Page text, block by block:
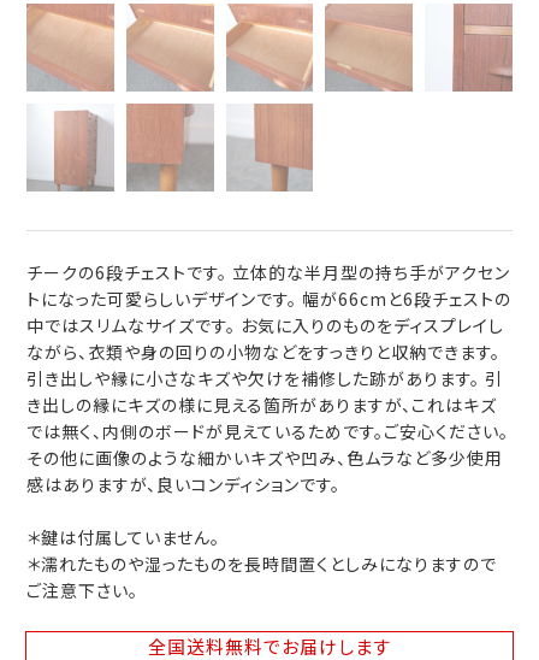
チークの6段チェストです。 立体的な半月型の持ち手がアクセン
トになった可愛らしいデザインです。 幅が66cmと6段チェストの
中ではスリムなサイズです。 お気に入りのものをディスプレイし
ながら、衣類や身の回りの小物などをすっきりと収納できます。
引き出しや縁に小さなキズや欠けを補修した跡があります。 引
き出しの縁にキズの様に見える箇所がありますが、これはキズ
では無く、内側のボードが見えているためです。ご安心ください。
その他に画像のような細かいキズや凹み、色ムラなど多少使用
感はありますが、良いコンディションです。
＊鍵は付属していません。
＊濡れたものや湿ったものを長時間置くとしみになりますので
ご注意下さい。
全国送料無料でお届けします